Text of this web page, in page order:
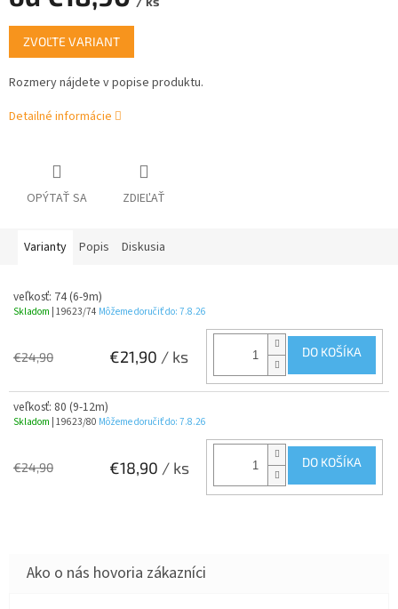
Jednotková
cena:
ZVOĽTE VARIANT
Rozmery nájdete v popise produktu.
Detailné informácie
OPÝTAŤ SA ZDIEĽAŤ
Varianty Popis Diskusia
veľkosť: 74 (6-9m)
Skladom | 19623/74 Môžeme doručiť do: 7.8.26
€24,90 €21,90 / ks DO KOŠÍKA
veľkosť: 80 (9-12m)
Skladom | 19623/80 Môžeme doručiť do: 7.8.26
€24,90 €18,90 / ks DO KOŠÍKA